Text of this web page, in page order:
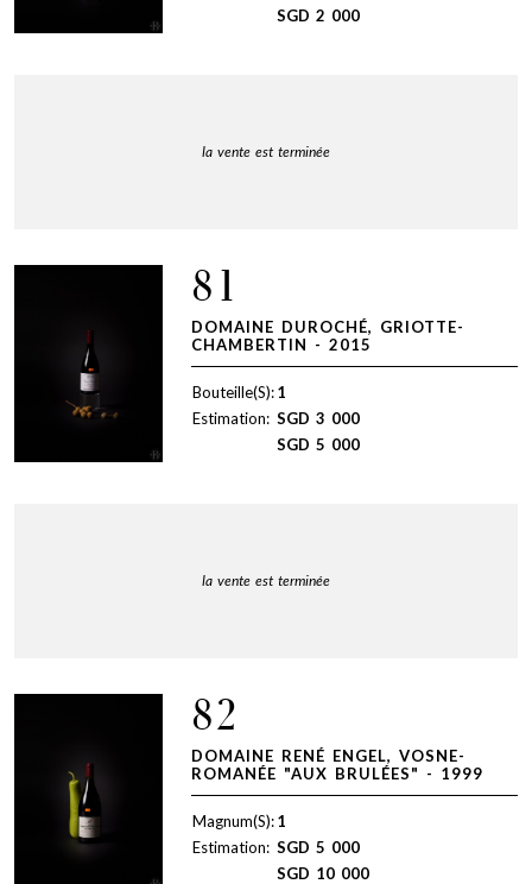
SGD 2 000
la vente est terminée
81
DOMAINE DUROCHÉ, GRIOTTE-
CHAMBERTIN - 2015
Bouteille(S):1
Estimation: SGD 3 000
SGD 5 000
la vente est terminée
82
DOMAINE RENÉ ENGEL, VOSNE-
ROMANÉE "AUX BRULÉES" - 1999
Magnum(S):1
Estimation: SGD 5 000
SGD 10 000